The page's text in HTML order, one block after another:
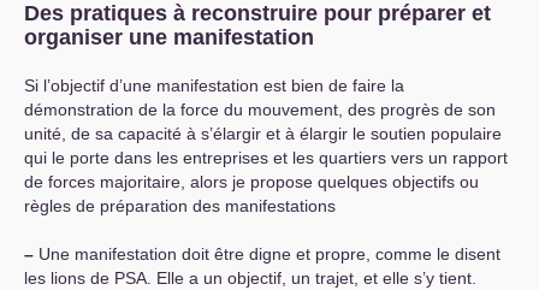
Des pratiques à reconstruire pour préparer et
organiser une manifestation
Si l’objectif d’une manifestation est bien de faire la
démonstration de la force du mouvement, des progrès de son
unité, de sa capacité à s’élargir et à élargir le soutien populaire
qui le porte dans les entreprises et les quartiers vers un rapport
de forces majoritaire, alors je propose quelques objectifs ou
règles de préparation des manifestations
– Une manifestation doit être digne et propre, comme le disent
les lions de PSA . Elle a un objectif, un trajet, et elle s’y tient.